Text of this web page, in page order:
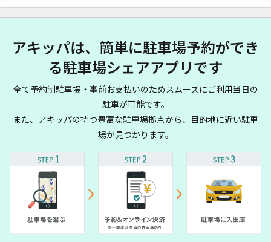
アキッパは、簡単に駐車場予約ができ
る駐車場シェアアプリです
全て予約制駐車場・事前お支払いのためスムーズにご利用当日の
駐車が可能です。
また、アキッパの持つ豊富な駐車場拠点から、目的地に近い駐車
場が見つかります。